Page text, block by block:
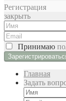
Регистрация
закрыть
Принимаю
Главная
Задать